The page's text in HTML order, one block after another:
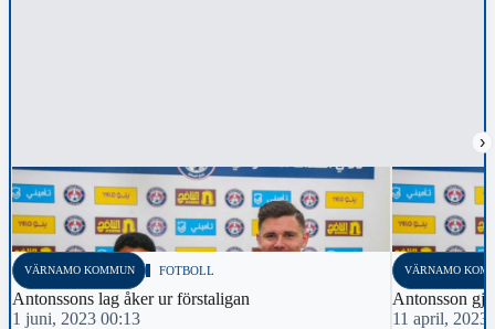
›
VÄRNAMO KOMMUN FOTBOLL
Antonssons lag åker ur förstaligan
1 juni, 2023 00:13
VÄRNAMO
Antonsson
11 april, 2023